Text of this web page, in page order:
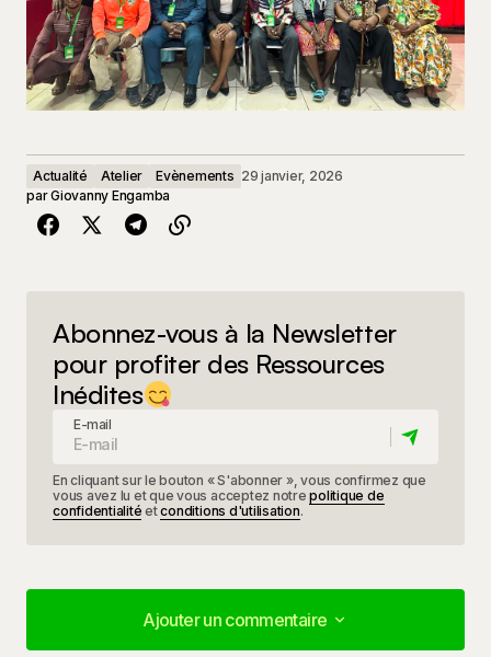
Actualité Atelier Evènements 29 janvier, 2026
parGiovanny Engamba
Abonnez-vous à la Newsletter
pour profiter des Ressources
Inédites
E-mail
En cliquant sur le bouton « S'abonner », vous confirmez que
vous avez lu et que vous acceptez notrepolitique de
confidentialité etconditions d'utilisation.
Ajouter un commentaire
Ajouter un commentaire